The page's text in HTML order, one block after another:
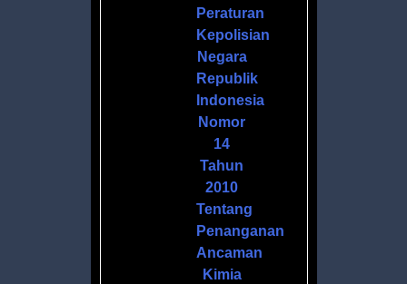
Peraturan
Kepolisian
Negara
Republik
Indonesia
Nomor
14
Tahun
2010
Tentang
Penanganan
Ancaman
Kimia